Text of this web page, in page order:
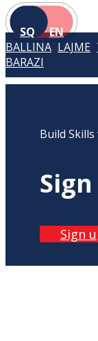
SQ EN
BALLINA LAJME
BARAZI
Build
Sign